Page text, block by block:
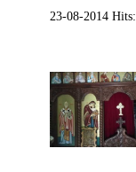
23-08-2014 Hits: